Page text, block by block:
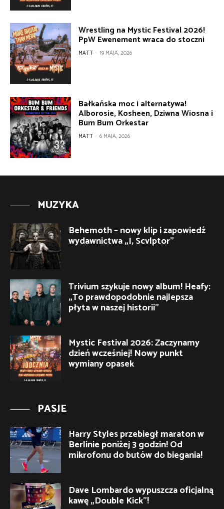
Wrestling na Mystic Festival 2026!
PpW Ewenement wraca do stoczni
MATT - 19 MAJA, 2026
Bałkańska moc i alternatywa!
Alborosie, Kosheen, Dziwna Wiosna i
Bum Bum Orkestar
MATT - 6 MAJA, 2026
MUZYKA
Behemoth – nowy klip i zapowiedź
wydawnictwa „I, Scvlptor”
Trivium szykuje nowy album! Heafy:
„To prawdopodobnie najlepsza
płyta w naszej historii”
Mystic Festival 2026: Zaczynamy
dzień wcześniej! Nowy punkt
wymiany opasek
PASJE
Harry Styles przebiegł maraton w
Berlinie poniżej 3 godzin! Od
mikrofonu do butów do biegania!
Dave Lombardo wypuszcza oficjalną
kawę „Double Kick”!